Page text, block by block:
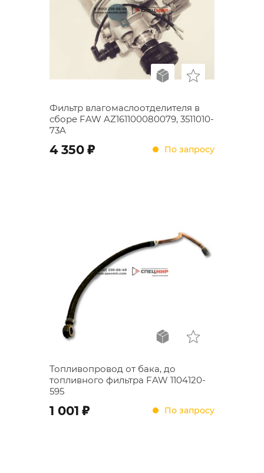
Фильтр влагомаслоотделителя в
сборе FAW AZ161100080079, 3511010-
73A
4 350 ; По запросу
Топливопровод от бака, до
топливного фильтра FAW 1104120-
595
1 001 ; По запросу